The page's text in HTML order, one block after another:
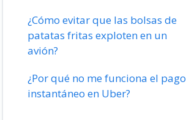
¿Cómo evitar que las bolsas de
patatas fritas exploten en un
avión?
¿Por qué no me funciona el pago
instantáneo en Uber?